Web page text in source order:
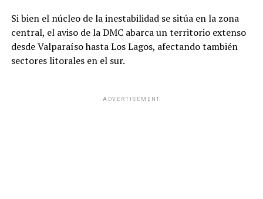
Si bien el núcleo de la inestabilidad se sitúa en la zona
central, el aviso de la DMC abarca un territorio extenso
desde Valparaíso hasta Los Lagos, afectando también
sectores litorales en el sur.
ADVERTISEMENT